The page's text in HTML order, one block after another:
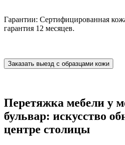
Гарантии: Сертифицированная
гарантия 12 месяцев.
Заказать выезд с образцами кожи
Перетяжка мебели у
бульвар: искусство
центре столицы